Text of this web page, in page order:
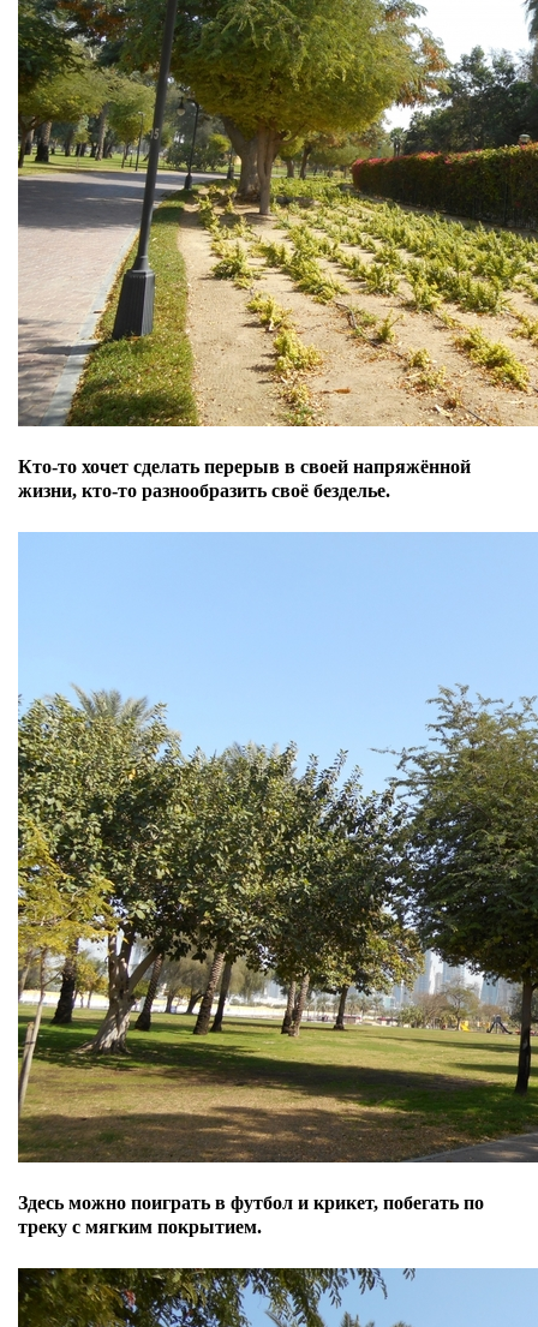
Кто-то хочет сделать перерыв в своей напряжённой
жизни, кто-то разнообразить своё безделье.
Здесь можно поиграть в футбол и крикет, побегать по
треку с мягким покрытием.